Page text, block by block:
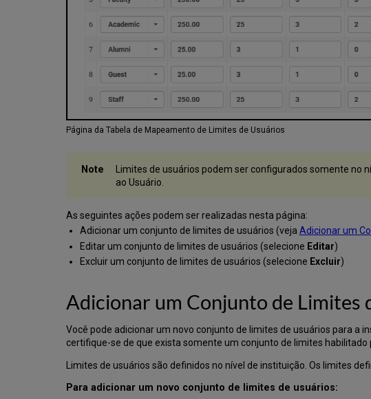
Página da Tabela de Mapeamento de Limites de Usuários
Limites de usuários podem ser configurados somente no
ao Usuário.
As seguintes ações podem ser realizadas nesta página:
Adicionar um conjunto de limites de usuários (veja Adicionar um
Editar um conjunto de limites de usuários (selecione Editar)
Excluir um conjunto de limites de usuários (selecione Excluir)
Adicionar um Conjunto de Limites
Você pode adicionar um novo conjunto de limites de usuários para a
certifique-se de que exista somente um conjunto de limites habilitado
Limites de usuários são definidos no nível de instituição. Os limites
Para adicionar um novo conjunto de limites de usuários: